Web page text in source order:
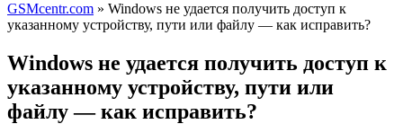
GSMcentr.com » Windows не удается получить доступ к
указанному устройству, пути или файлу — как исправить?
Windows не удается получить доступ к
указанному устройству, пути или
файлу — как исправить?